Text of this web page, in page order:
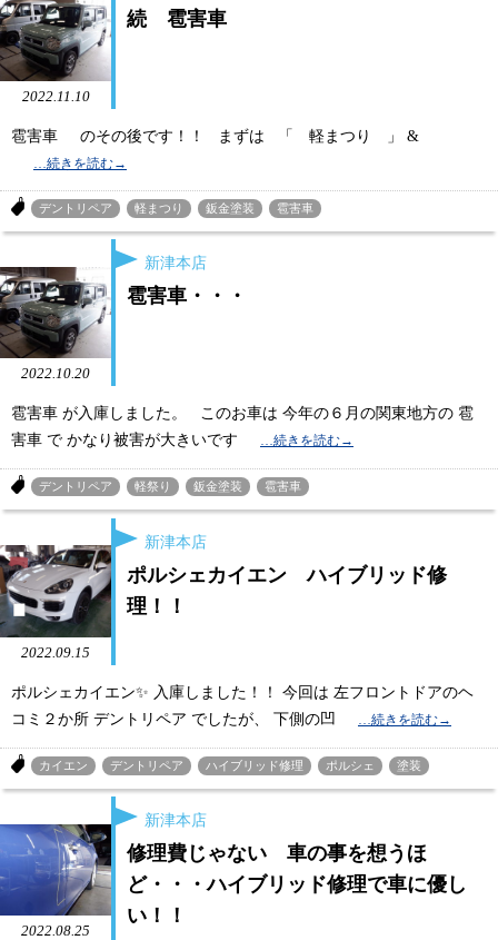
2022.11.10
続 雹害車
雹害車 のその後です！！ まずは 「 軽まつり 」 &
デントリペア 軽まつり 鈑金塗装 雹害車
2022.10.20
新津本店
雹害車・・・
雹害車 が入庫しました。 このお車は 今年の６月の関東地方の 雹
害車 で かなり被害が大きいです
デントリペア 軽祭り 鈑金塗装 雹害車
2022.09.15
新津本店
ポルシェカイエン ハイブリッド修
理！！
ポルシェカイエン✨ 入庫しました！！ 今回は 左フロントドアのヘ
コミ２か所 デントリペア でしたが、 下側の凹
カイエン デントリペア ハイブリッド修理 ポルシェ 塗装
2022.08.25
新津本店
修理費じゃない 車の事を想うほ
ど・・・ハイブリッド修理で車に優し
い！！